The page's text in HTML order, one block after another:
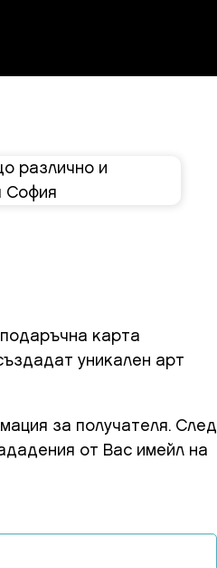
карта
уникален арт
за получателя. След
от Вас имейл на